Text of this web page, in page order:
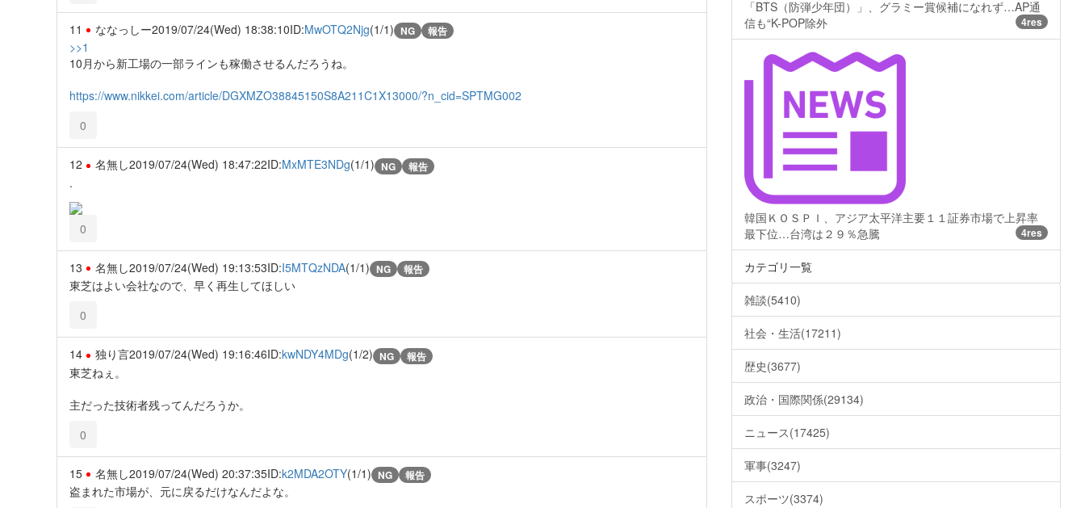
11 ななっしー2019/07/24(Wed) 18:38:10ID:MwOTQ2Njg(1/1) NG 報告
>>1
10月から新工場の一部ラインも稼働させるんだろうね。
https://www.nikkei.com/article/DGXMZO38845150S8A211C1X13000/?n_cid=SPTMG002
0
12 名無し2019/07/24(Wed) 18:47:22ID:MxMTE3NDg(1/1) NG 報告
.
0
13 名無し2019/07/24(Wed) 19:13:53ID:I5MTQzNDA(1/1) NG 報告
東芝はよい会社なので、早く再生してほしい
0
14 独り言2019/07/24(Wed) 19:16:46ID:kwNDY4MDg(1/2) NG 報告
東芝ねぇ。
主だった技術者残ってんだろうか。
0
15 名無し2019/07/24(Wed) 20:37:35ID:k2MDA2OTY(1/1) NG 報告
盗まれた市場が、元に戻るだけなんだよな。
「BTS（防弾少年団）」、グラミー賞候補になれず…AP通
信も“K-POP除外
4res
韓国ＫＯＳＰＩ、アジア太平洋主要１１証券市場で上昇率
最下位…台湾は２９％急騰
4res
カテゴリ一覧
雑談(5410)
社会・生活(17211)
歴史(3677)
政治・国際関係(29134)
ニュース(17425)
軍事(3247)
スポーツ(3374)